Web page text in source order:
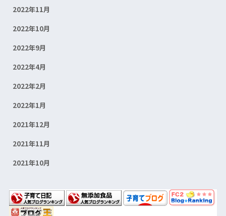
2022年11月
2022年10月
2022年9月
2022年4月
2022年2月
2022年1月
2021年12月
2021年11月
2021年10月